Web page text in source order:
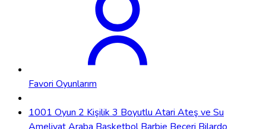
Favori Oyunlarım
1001 Oyun 2 Kişilik 3 Boyutlu Atari Ateş ve Su